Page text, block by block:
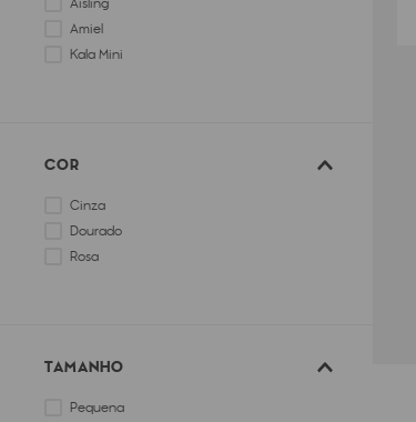
Amiel
Kala Mini
COR
Cinza
Dourado
Rosa
TAMANHO
Pequena